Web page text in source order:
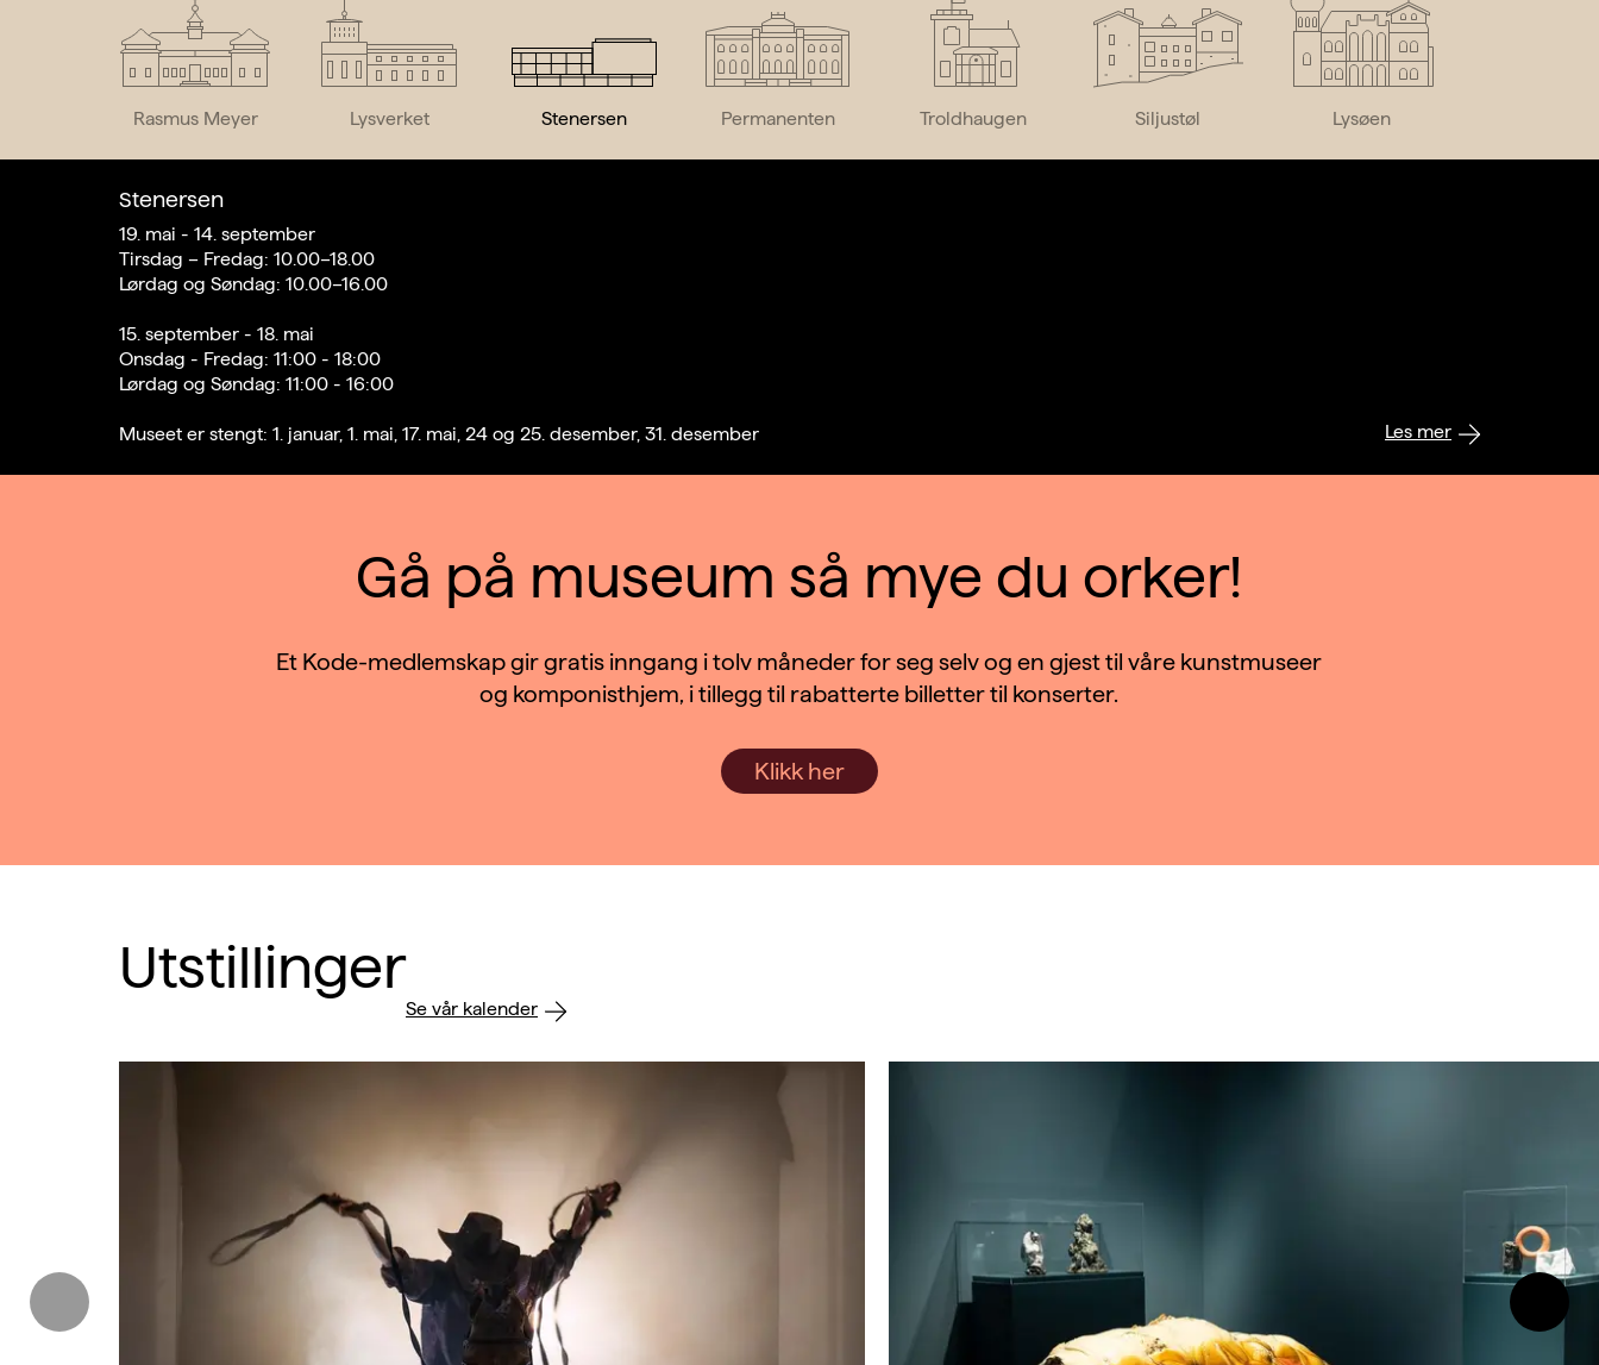
Rasmus Meyer Lysverket Stenersen Permanenten Troldhaugen Siljustøl Lysøen
Stenersen
19. mai - 14. september
Tirsdag – Fredag: 10.00–18.00
Lørdag og Søndag: 10.00–16.00
15. september - 18. mai
Onsdag - Fredag: 11:00 - 18:00
Lørdag og Søndag: 11:00 - 16:00
Museet er stengt: 1. januar, 1. mai, 17. mai, 24 og 25. desember, 31. desember Les mer
Gå på museum så mye du orker!
Et Kode-medlemskap gir gratis inngang i tolv måneder for seg selv og en gjest til våre kunstmuseer
og komponisthjem, i tillegg til rabatterte billetter til konserter.
Klikk her
Utstillinger
Se vår kalender
Neste